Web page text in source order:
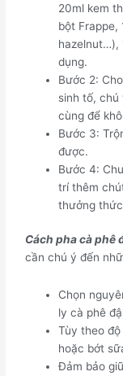
20ml kem
bột Frappe,
hazelnut…),
dụng.
Bước 2:
sinh tố, chú
cùng để
Bước 3:
được.
Bước 4:
trí thêm
thưởng
Cách pha cà phê
cần chú ý đến
Chọn
ly cà phê
Tùy theo
hoặc bớt
Đảm bảo